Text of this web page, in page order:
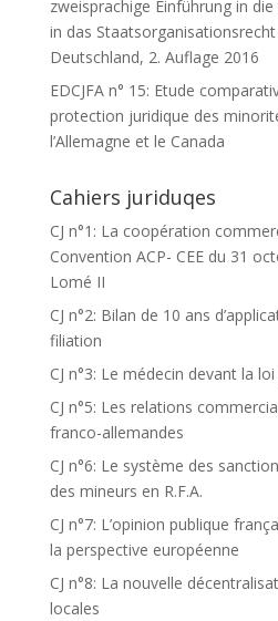
zweisprachige Einführung in
in das
Deutschland, 2. Auflage 2016
EDCJFA n° 15: Etude
protection juridique des
l’Allemagne et le Canada
Cahiers juriduqes
CJ n°1: La coopération
Convention ACP- CEE du 31
Lomé II
CJ n°2: Bilan de 10 ans
filiation
CJ n°3: Le médecin devant la
CJ n°5: Les relations
franco-allemandes
CJ n°6: Le système des
des mineurs en R.F.A.
CJ n°7: L’opinion publique
la perspective européenne
CJ n°8: La nouvelle
locales